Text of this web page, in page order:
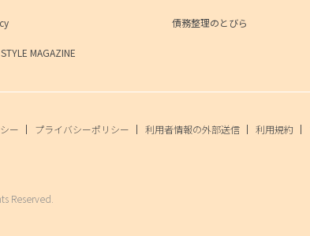
MAGAZINE
債務整理のとびら
ー プライバシーポリシー 利用者情報の外部送信 利用規約
Reserved.